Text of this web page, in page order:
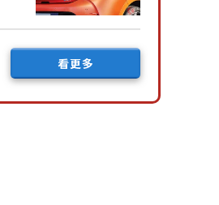
看更多